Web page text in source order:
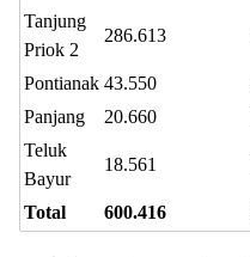
Tanjung
Priok 2
286.613
Pontianak 43.550
Panjang
20.660
Teluk
Bayur
18.561
Total 600.416